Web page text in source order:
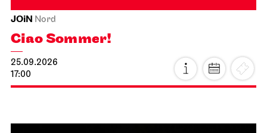
JOiN Nord
Ciao Sommer!
25.09.2026
17:00